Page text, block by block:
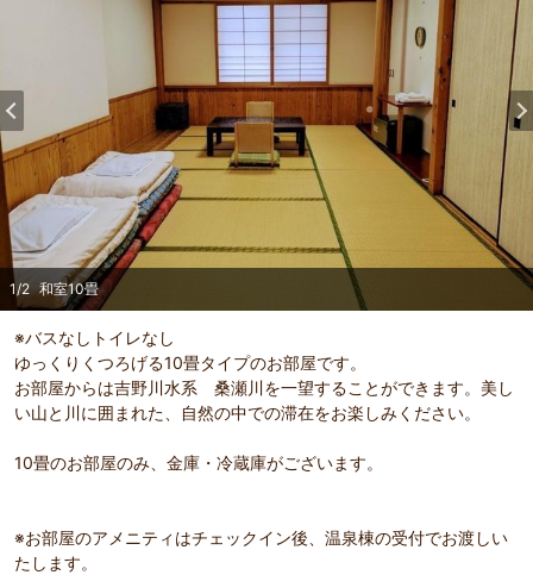
1/2 和室10畳
※バスなしトイレなし
ゆっくりくつろげる10畳タイプのお部屋です。
お部屋からは吉野川水系 桑瀬川を一望することができます。美し
い山と川に囲まれた、自然の中での滞在をお楽しみください。
10畳のお部屋のみ、金庫・冷蔵庫がございます。
※お部屋のアメニティはチェックイン後、温泉棟の受付でお渡しい
たします。
部屋詳細（1/ 2 ）
ou
s